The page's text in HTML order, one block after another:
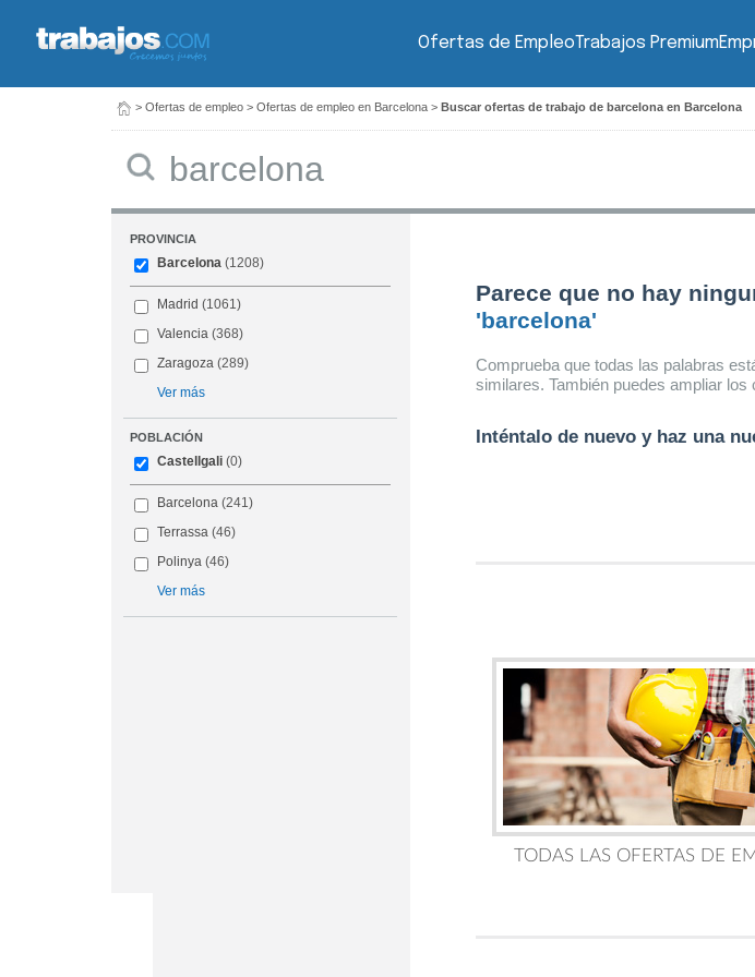
Ofertas de EmpleoTrabajos Premium
> Ofertas de empleo > Ofertas de empleo en Barcelona > Buscar ofertas de trabajo de barcelona en Barcelona
PROVINCIA
Barcelona (1208)
Madrid (1061)
Valencia (368)
Zaragoza (289)
Ver más
POBLACIÓN
Castellgali (0)
Barcelona (241)
Terrassa (46)
Polinya (46)
Ver más
Parece que no hay
'barcelona'
Comprueba que todas las palabras
similares. También puedes ampliar los
Inténtalo de nuevo y haz una
TODAS LAS OFERTAS DE